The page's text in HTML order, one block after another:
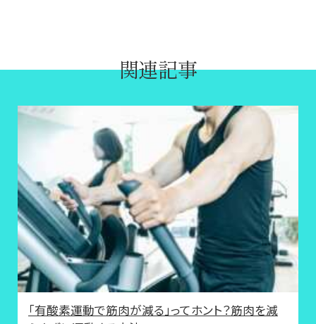
関連記事
「有酸素運動で筋肉が減る」ってホント？筋肉を減